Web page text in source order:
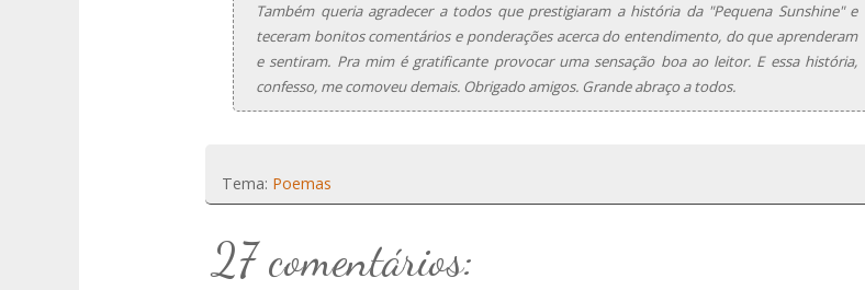
Também queria agradecer a todos que prestigiaram a história da "Pequena Sunshine" e
teceram bonitos comentários e ponderações acerca do entendimento, do que aprenderam
e sentiram. Pra mim é gratificante provocar uma sensação boa ao leitor. E essa história,
confesso, me comoveu demais. Obrigado amigos. Grande abraço a todos.
Tema: Poemas
27 comentários: